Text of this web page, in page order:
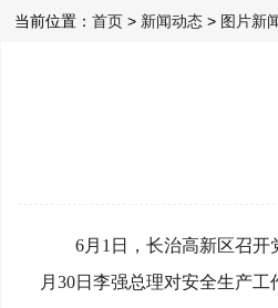
当前位置： 首页 > 新闻动态 > 图片新
6月1日，长治高新区召
月30日李强总理对安全生产